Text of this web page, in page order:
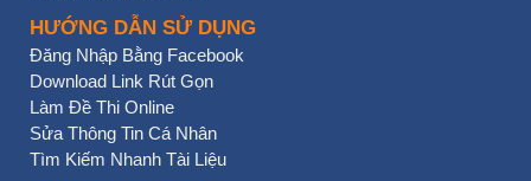
HƯỚNG DẪN SỬ DỤNG
Đăng Nhập Bằng Facebook
Download Link Rút Gọn
Làm Đề Thi Online
Sửa Thông Tin Cá Nhân
Tìm Kiếm Nhanh Tài Liệu